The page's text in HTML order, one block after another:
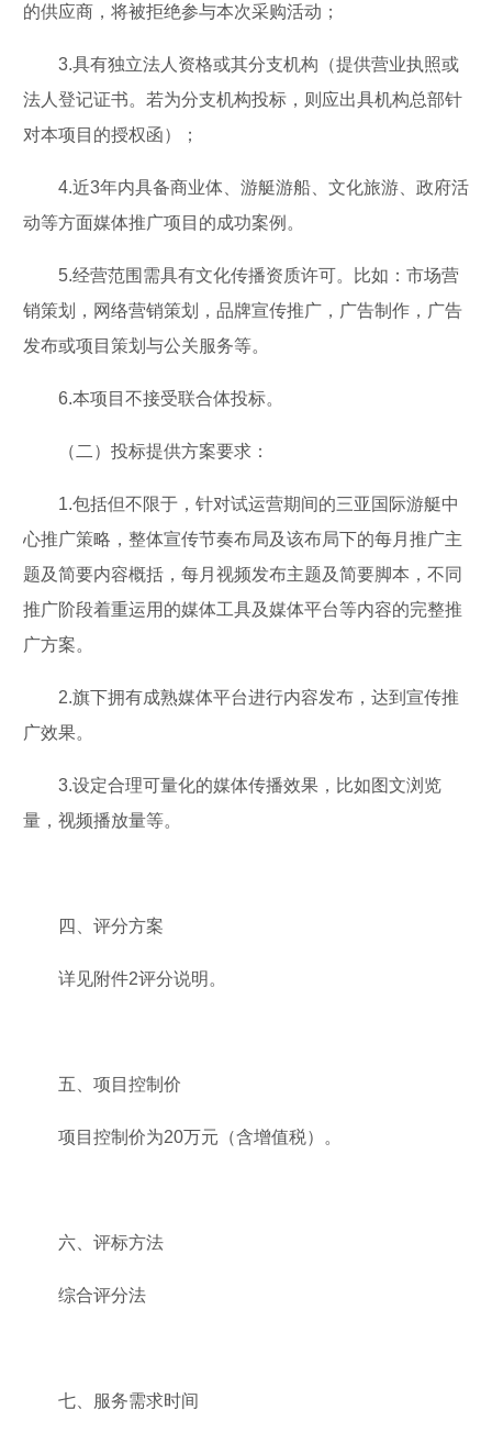
的供应商，将被拒绝参与本次采购活动；
3.具有独立法人资格或其分支机构（提供营业执照或
法人登记证书。若为分支机构投标，则应出具机构总部针
对本项目的授权函）；
4.近3年内具备商业体、游艇游船、文化旅游、政府活
动等方面媒体推广项目的成功案例。
5.经营范围需具有文化传播资质许可。比如：市场营
销策划，网络营销策划，品牌宣传推广，广告制作，广告
发布或项目策划与公关服务等。
6.本项目不接受联合体投标。
（二）投标提供方案要求：
1.包括但不限于，针对试运营期间的三亚国际游艇中
心推广策略，整体宣传节奏布局及该布局下的每月推广主
题及简要内容概括，每月视频发布主题及简要脚本，不同
推广阶段着重运用的媒体工具及媒体平台等内容的完整推
广方案。
2.旗下拥有成熟媒体平台进行内容发布，达到宣传推
广效果。
3.设定合理可量化的媒体传播效果，比如图文浏览
量，视频播放量等。
四、评分方案
详见附件2评分说明。
五、项目控制价
项目控制价为20万元（含增值税）。
六、评标方法
综合评分法
七、服务需求时间